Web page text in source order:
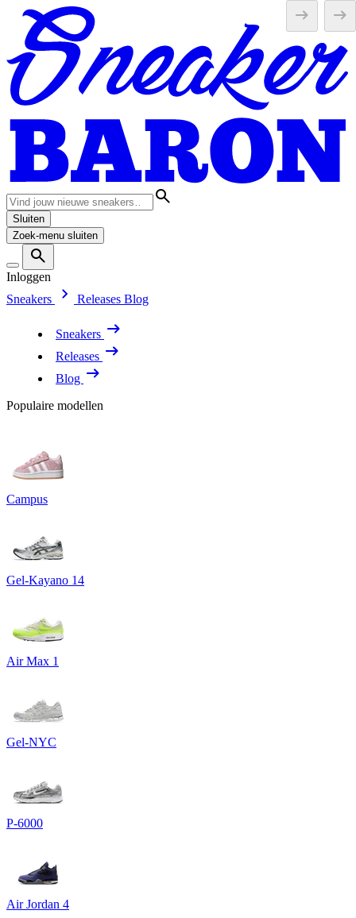
Sluiten
Zoek-menu sluiten
Inloggen
Sneakers
Releases Blog
Sneakers
Releases
Blog
Populaire modellen
Campus
Gel-Kayano 14
Air Max 1
Gel-NYC
P-6000
Air Jordan 4